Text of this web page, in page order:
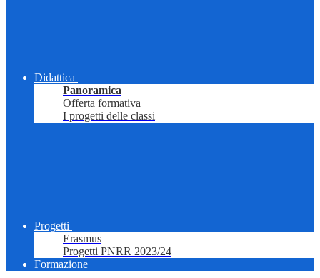
Didattica
Panoramica
Offerta formativa
I progetti delle classi
Progetti
Erasmus
Progetti PNRR 2023/24
Formazione